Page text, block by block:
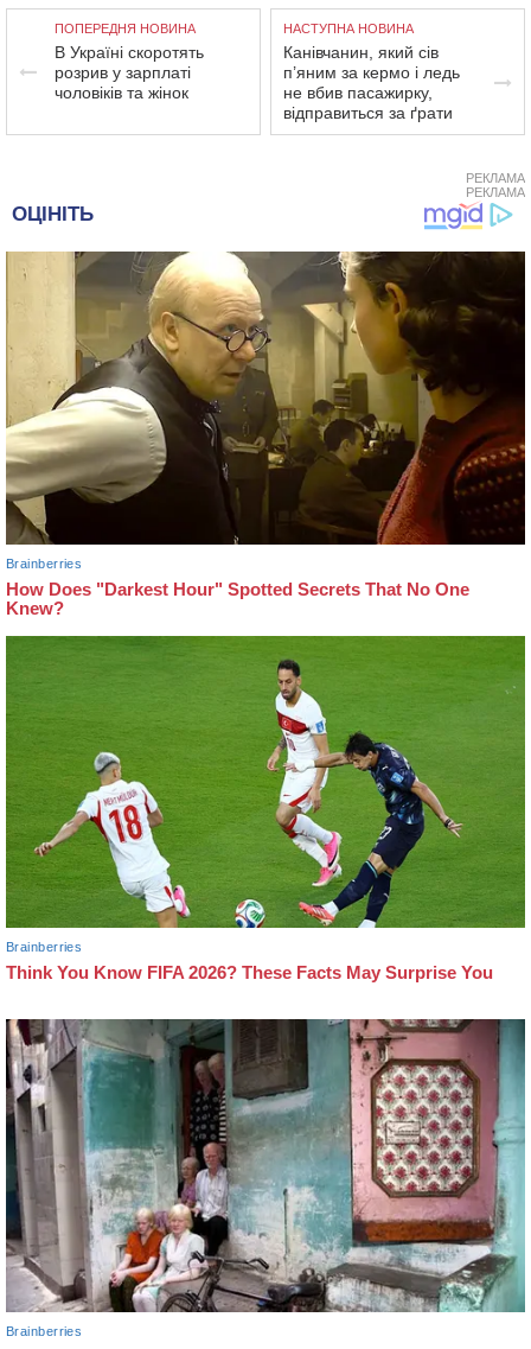
ПОПЕРЕДНЯ НОВИНА
В Україні скоротять
розрив у зарплаті
чоловіків та жінок
НАСТУПНА НОВИНА
Канівчанин, який сів
п’яним за кермо і ледь
не вбив пасажирку,
відправиться за ґрати
РЕКЛАМА
РЕКЛАМА